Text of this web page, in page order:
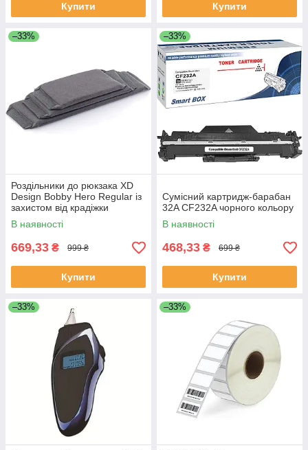
Купити Купити
–33%
Роздільники до рюкзака XD
Design Bobby Hero Regular із
захистом від крадіжки
В наявності
669,33 ₴ 999 ₴
Купити
–33%
Сумісний картридж-барабан
32A CF232A чорного кольору
В наявності
468,33 ₴ 699 ₴
Купити
–33% –33%